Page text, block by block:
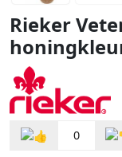
Rieker
0